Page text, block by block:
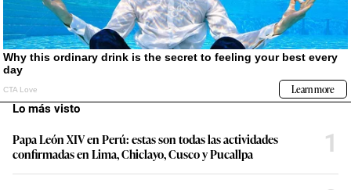
Lo más visto
Papa León XIV en Perú: estas son todas las actividades
confirmadas en Lima, Chiclayo, Cusco y Pucallpa
1